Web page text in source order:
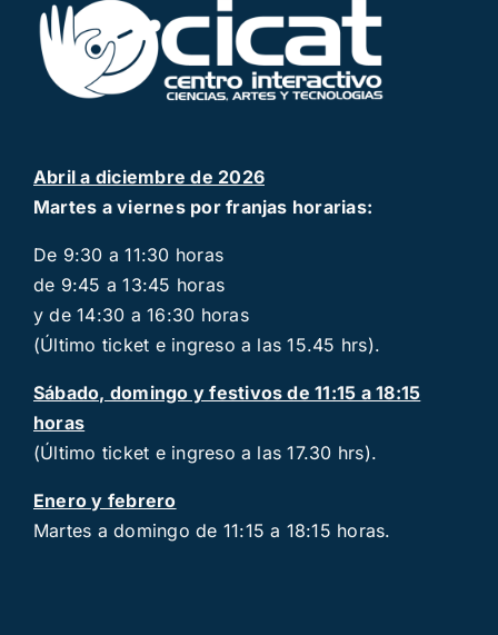
Abril a diciembre de 2026
Martes a viernes por franjas horarias:
De 9:30 a 11:30 horas
de 9:45 a 13:45 horas
y de 14:30 a 16:30 horas
(Último ticket e ingreso a las 15.45 hrs).
Sábado, domingo y festivos de 11:15 a 18:15
horas
(Último ticket e ingreso a las 17.30 hrs).
Enero y febrero
Martes a domingo de 11:15 a 18:15 horas.